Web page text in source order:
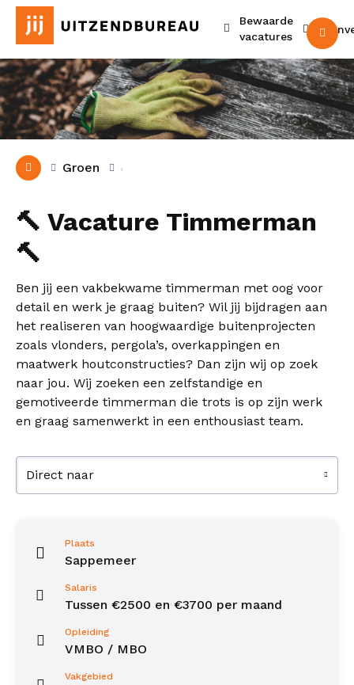
Bewaarde
vacatures
Groen
🔨 Vacature Timmerman
🔨
Ben jij een vakbekwame timmerman met oog voor
detail en werk je graag buiten? Wil jij bijdragen aan
het realiseren van hoogwaardige buitenprojecten
zoals vlonders, pergola’s, overkappingen en
maatwerk houtconstructies? Dan zijn wij op zoek
naar jou. Wij zoeken een zelfstandige en
gemotiveerde timmerman die trots is op zijn werk
en graag samenwerkt in een enthousiast team.
Direct naar
Plaats
Sappemeer
Salaris
Tussen €2500 en €3700 per maand
Opleiding
VMBO / MBO
Vakgebied